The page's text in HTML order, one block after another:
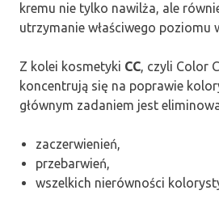
kremu nie tylko nawilża, ale
utrzymanie właściwego poziomu
Z kolei kosmetyki CC, czyli Color
koncentrują się na poprawie
głównym zadaniem jest
zaczerwienień,
przebarwień,
wszelkich nierówności